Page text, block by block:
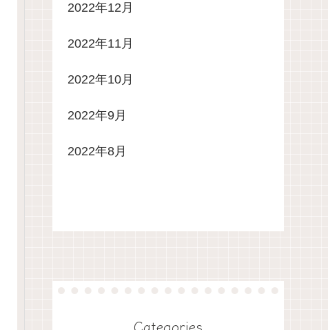
2022年12月
2022年11月
2022年10月
2022年9月
2022年8月